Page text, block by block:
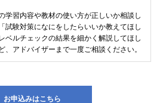
の学習内容や教材の使い方が正しいか相談し
試験対策になにをしたらいいか教えてほし
ベルチェックの結果を細かく解説してほし
、アドバイザーまで一度ご相談ください。
お申込みはこちら